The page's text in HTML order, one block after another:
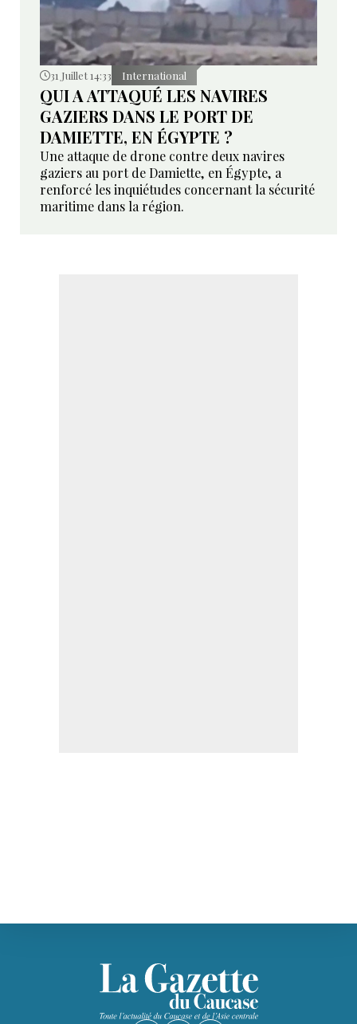
31 Juillet 14:33 International
QUI A ATTAQUÉ LES NAVIRES
GAZIERS DANS LE PORT DE
DAMIETTE, EN ÉGYPTE ?
Une attaque de drone contre deux navires
gaziers au port de Damiette, en Égypte, a
renforcé les inquiétudes concernant la sécurité
maritime dans la région.